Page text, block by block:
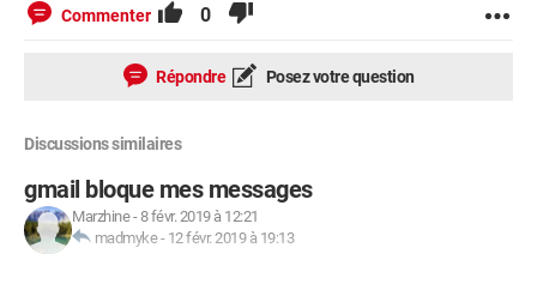
Commenter 0
Répondre Posez votre question
Discussions similaires
gmail bloque mes messages
Marzhine-8 févr. 2019 à 12:21
madmyke- 12 févr. 2019 à 19:13